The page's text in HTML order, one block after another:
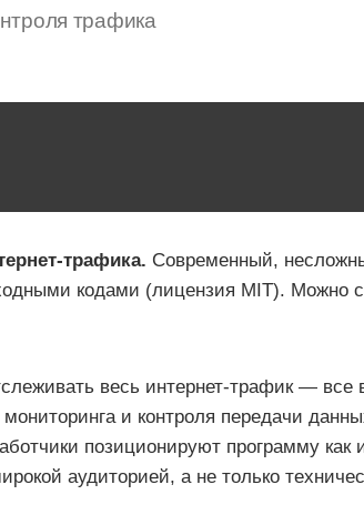
трафика
трафика. Современный,
кодами (лицензия MIT). Можно
весь интернет-трафик — все
и контроля передачи
позиционируют программу как
аудиторией, а не только